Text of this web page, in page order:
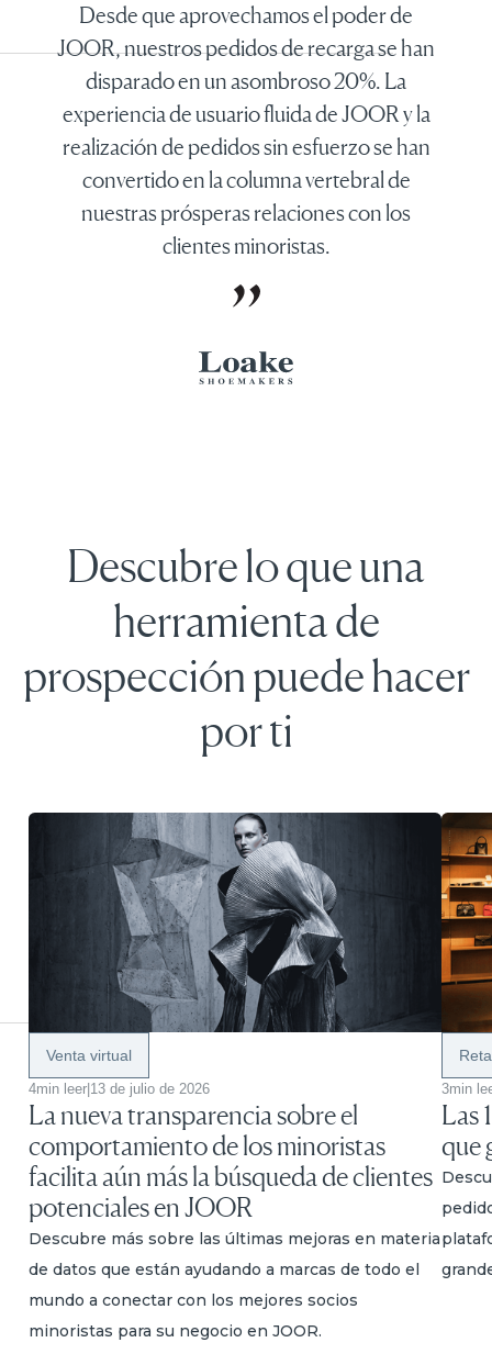
Desde que aprovechamos el poder de
JOOR, nuestros pedidos de recarga se han
disparado en un asombroso 20%. La
experiencia de usuario fluida de JOOR y la
realización de pedidos sin esfuerzo se han
convertido en la columna vertebral de
nuestras prósperas relaciones con los
clientes minoristas.
Descubre lo que una
herramienta de
prospección puede hacer
por ti
Venta virtual
4min leer| 13 de julio de 2026
La nueva transparencia sobre el
comportamiento de los minoristas
facilita aún más la búsqueda de clientes
potenciales en JOOR
Descubre más sobre las últimas mejoras en materia
de datos que están ayudando a marcas de todo el
mundo a conectar con los mejores socios
minoristas para su negocio en JOOR.
3min
Las
que